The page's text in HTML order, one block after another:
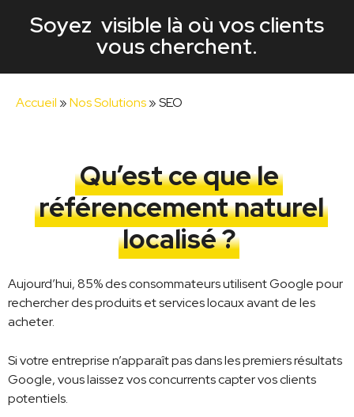
Soyez visible là où vos clients
vous cherchent.
Accueil »Nos Solutions»SEO
Qu’est ce que le
référencement naturel
localisé ?
Aujourd’hui, 85% des consommateurs utilisent Google pour
rechercher des produits et services locaux avant de les
acheter.
Si votre entreprise n’apparaît pas dans les premiers résultats
Google, vous laissez vos concurrents capter vos clients
potentiels.